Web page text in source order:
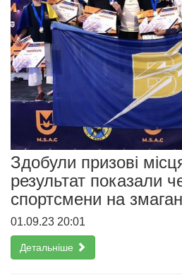
Здобули призові
результат показали
спортсмени на
01.09.23 20:01
Детальніше